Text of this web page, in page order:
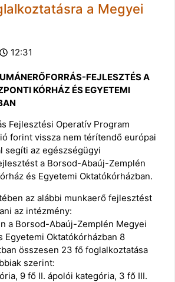
a Megyei
12:31
FEJLESZTÉS A
KÓRHÁZ ÉS EGYETEMI
Fejlesztési Operatív Program
forint vissza nem térítendő európai
segíti az egészségügyi
a Borsod-Abaúj-Zemplén
és Egyetemi Oktatókórházban.
az alábbi munkaerő fejlesztést
az intézmény:
a Borsod-Abaúj-Zemplén Megyei
Egyetemi Oktatókórházban 8
összesen 23 fő foglalkoztatása
szerint:
9 fő II. ápolói kategória, 3 fő III.